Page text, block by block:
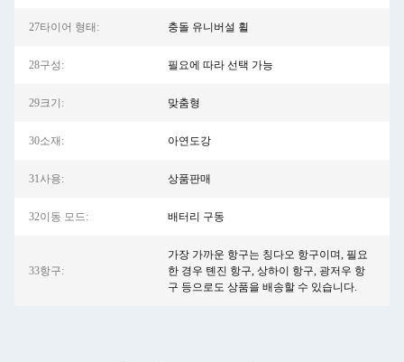
27타이어 형태: 충돌 유니버설 휠
28구성: 필요에 따라 선택 가능
29크기: 맞춤형
30소재: 아연도강
31사용: 상품판매
32이동 모드: 배터리 구동
33항구:
가장 가까운 항구는 칭다오 항구이며, 필요
한 경우 톈진 항구, 상하이 항구, 광저우 항
구 등으로도 상품을 배송할 수 있습니다.